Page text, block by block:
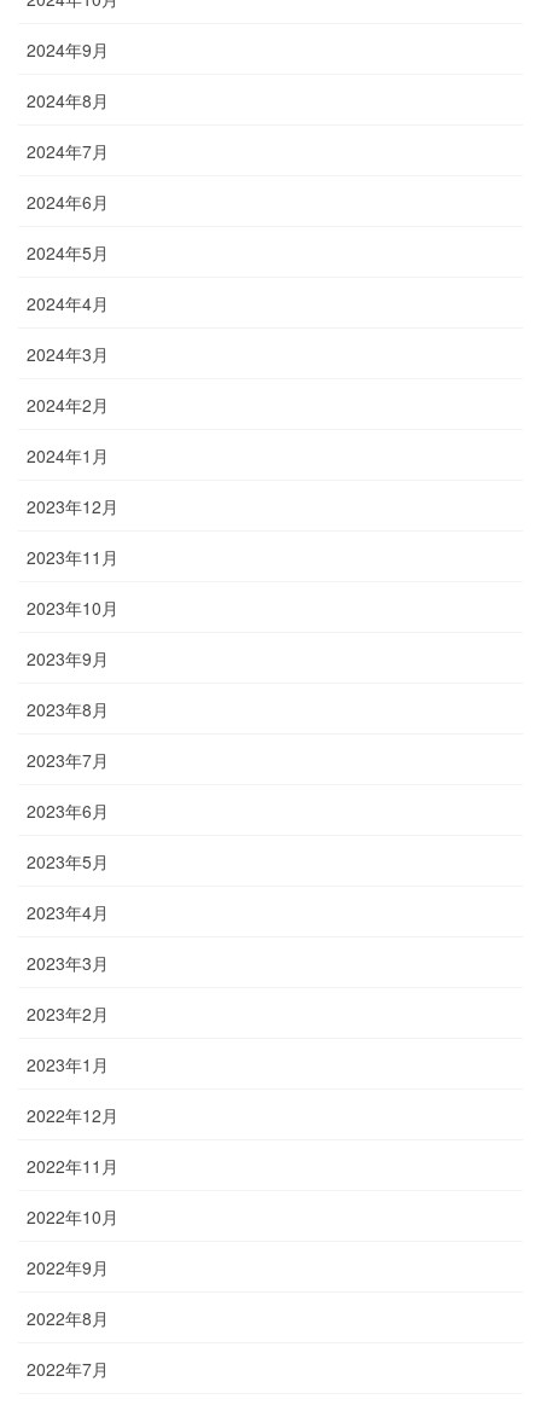
2024年9月
2024年8月
2024年7月
2024年6月
2024年5月
2024年4月
2024年3月
2024年2月
2024年1月
2023年12月
2023年11月
2023年10月
2023年9月
2023年8月
2023年7月
2023年6月
2023年5月
2023年4月
2023年3月
2023年2月
2023年1月
2022年12月
2022年11月
2022年10月
2022年9月
2022年8月
2022年7月